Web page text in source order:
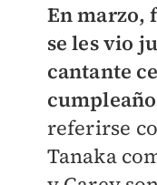
En marzo,
se les vio
cantante
referirse
Tanaka